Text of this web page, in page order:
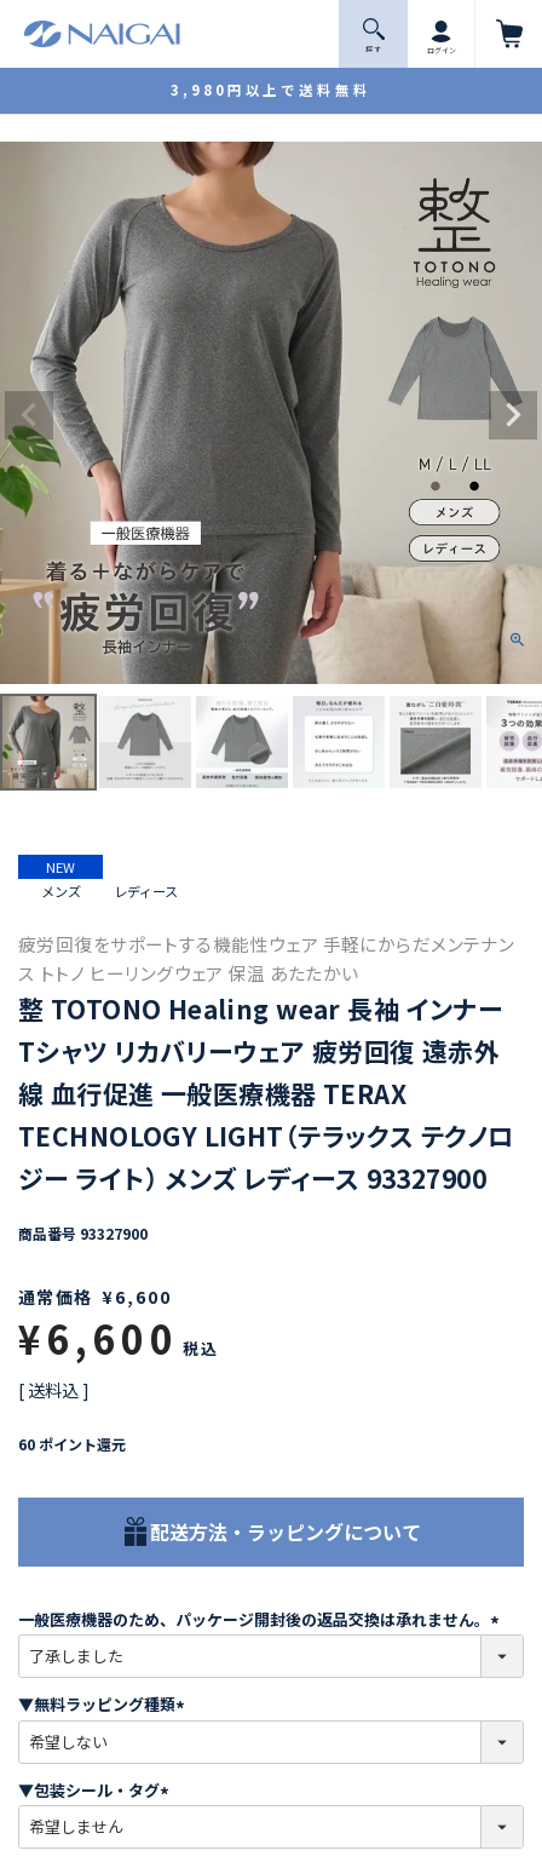
3,980円以上で送料無料
探 す ログイン
NEW
メンズ
レディース
疲労回復をサポートする機能性ウェア 手軽にからだメンテナン
ス トトノ ヒーリングウェア 保温 あたたかい
整 TOTONO Healing wear 長袖 インナー
Tシャツ リカバリーウェア 疲労回復 遠赤外
線 血行促進 一般医療機器 TERAX
TECHNOLOGY LIGHT（テラックス テクノロ
ジー ライト） メンズ レディース 93327900
商品番号 93327900
通常価格 ¥6,600
¥6,600 税込
送料込
60 ポイント還元
配送方法・ラッピングについて
一般医療機器のため、パッケージ開封後の返品交換は承れません。
必
)
▼無料ラッピング種類
必
)
▼包装シール・タグ
必